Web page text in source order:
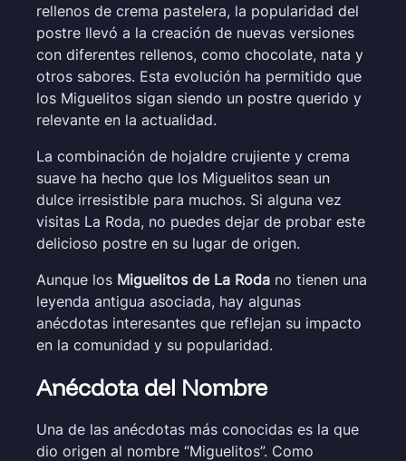
rellenos de crema pastelera, la popularidad del
postre llevó a la creación de nuevas versiones
con diferentes rellenos, como chocolate, nata y
otros sabores. Esta evolución ha permitido que
los Miguelitos sigan siendo un postre querido y
relevante en la actualidad.
La combinación de hojaldre crujiente y crema
suave ha hecho que los Miguelitos sean un
dulce irresistible para muchos. Si alguna vez
visitas La Roda, no puedes dejar de probar este
delicioso postre en su lugar de origen.
Aunque los Miguelitos de La Roda no tienen una
leyenda antigua asociada, hay algunas
anécdotas interesantes que reflejan su impacto
en la comunidad y su popularidad.
Anécdota del Nombre
Una de las anécdotas más conocidas es la que
dio origen al nombre “Miguelitos”. Como